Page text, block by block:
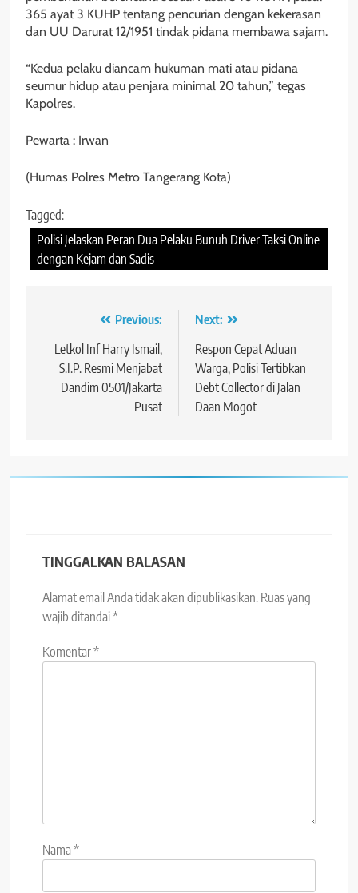
365 ayat 3 KUHP tentang pencurian dengan kekerasan
dan UU Darurat 12/1951 tindak pidana membawa sajam.
“Kedua pelaku diancam hukuman mati atau pidana
seumur hidup atau penjara minimal 20 tahun,” tegas
Kapolres.
Pewarta : Irwan
(Humas Polres Metro Tangerang Kota)
Tagged:
Polisi Jelaskan Peran Dua Pelaku Bunuh Driver Taksi Online
dengan Kejam dan Sadis
Navigasi
pos
Previous:
Letkol Inf Harry Ismail,
S.I.P. Resmi Menjabat
Dandim 0501/Jakarta
Pusat
Next:
Respon Cepat Aduan
Warga, Polisi Tertibkan
Debt Collector di Jalan
Daan Mogot
TINGGALKAN BALASAN
Alamat email Anda tidak akan dipublikasikan. Ruas yang
wajib ditandai*
Komentar*
Nama*